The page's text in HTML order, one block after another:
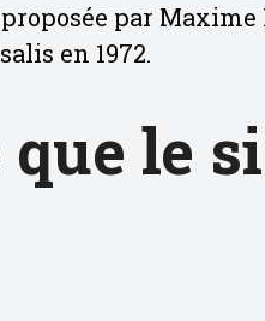
par Maxime
en 1972.
que le